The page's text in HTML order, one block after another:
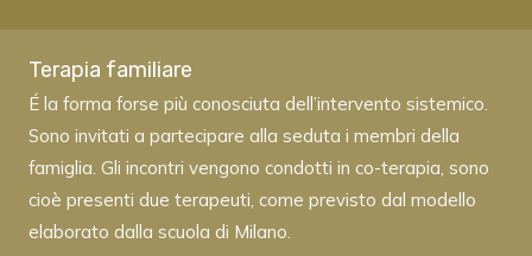
Terapia familiare
É la forma forse più conosciuta dell’intervento sistemico.
Sono invitati a partecipare alla seduta i membri della
famiglia. Gli incontri vengono condotti in co-terapia, sono
cioè presenti due terapeuti, come previsto dal modello
elaborato dalla scuola di Milano.